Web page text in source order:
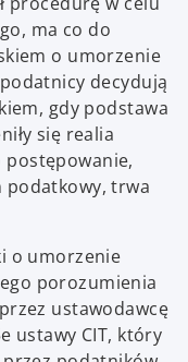
ma co do
o umorzenie
decydują
gdy podstawa
się realia
trwa
o umorzenie
porozumienia
ustawodawcę
ustawy CIT, który